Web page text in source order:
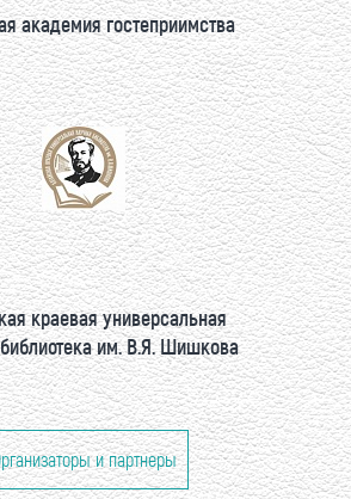
академия гостеприимства
краевая универсальная
им. В.Я. Шишкова
и партнеры